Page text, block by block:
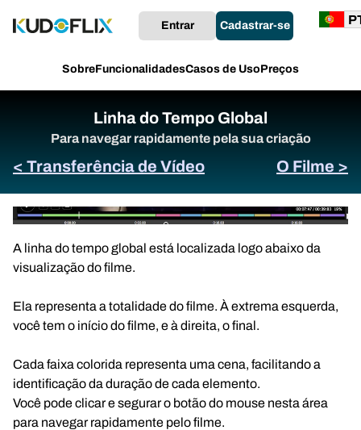
SobreFuncionalidadesCasos de UsoPreços
Entrar Cadastrar-se
Linha do Tempo Global
Para navegar rapidamente pela sua criação
< Transferência de Vídeo O Filme >
A linha do tempo global está localizada logo abaixo da
visualização do filme.
Ela representa a totalidade do filme. À extrema esquerda,
você tem o início do filme, e à direita, o final.
Cada faixa colorida representa uma cena, facilitando a
identificação da duração de cada elemento.
Você pode clicar e segurar o botão do mouse nesta área
para navegar rapidamente pelo filme.